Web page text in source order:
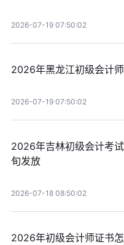
2026-07-19 07:50:02
2026年黑龙江初级会计
2026-07-19 07:50:02
2026年吉林初级会计考
旬发放
2026-07-18 08:50:02
2026年初级会计师证书